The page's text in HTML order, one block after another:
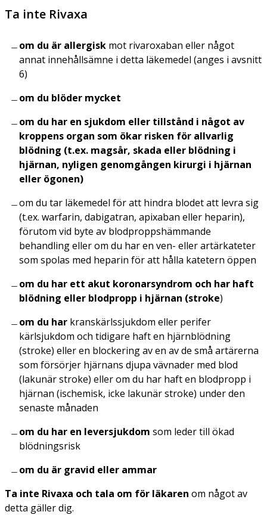
Ta inte Rivaxa
om du är allergisk mot rivaroxaban eller något
annat innehållsämne i detta läkemedel (anges i avsnitt
6)
om du blöder mycket
om du har en sjukdom eller tillstånd i något av
kroppens organ som ökar risken för allvarlig
blödning (t.ex. magsår, skada eller blödning i
hjärnan, nyligen genomgången kirurgi i hjärnan
eller ögonen)
om du tar läkemedel för att hindra blodet att levra sig
(t.ex. warfarin, dabigatran, apixaban eller heparin),
förutom vid byte av blodproppshämmande
behandling eller om du har en ven- eller artärkateter
som spolas med heparin för att hålla katetern öppen
om du har ett akut koronarsyndrom och har haft
blödning eller blodpropp i hjärnan (stroke)
om du har kranskärlssjukdom eller perifer
kärlsjukdom och tidigare haft en hjärnblödning
(stroke) eller en blockering av en av de små artärerna
som försörjer hjärnans djupa vävnader med blod
(lakunär stroke) eller om du har haft en blodpropp i
hjärnan (ischemisk, icke lakunär stroke) under den
senaste månaden
om du har en leversjukdom som leder till ökad
blödningsrisk
om du är gravid eller ammar
Ta inte Rivaxa och tala om för läkaren om något av
detta gäller dig.